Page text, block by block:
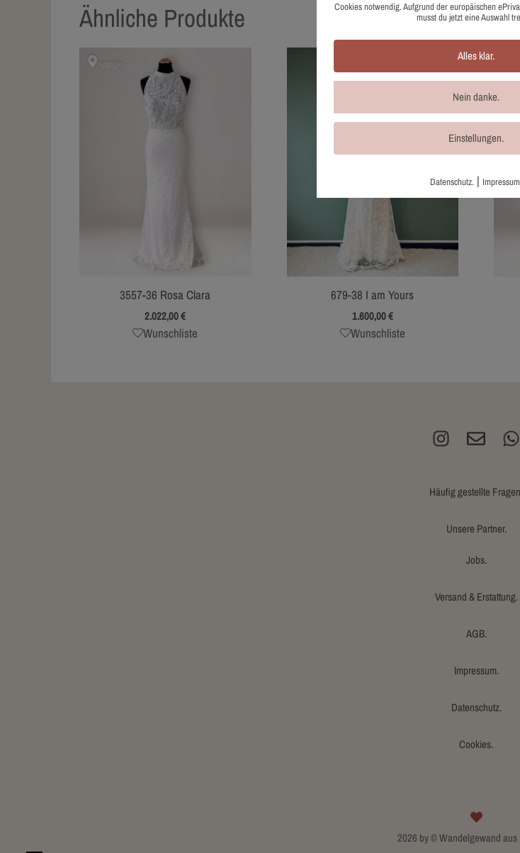
Ähnliche Produkte
3557-36 Rosa Clara
2.022,00€
Wunschliste
679-38 I am Yours
1.600,00€
Wunschliste
Häufig gestellte
Unsere Partner.
Jobs.
Versand & Erstattung.
AGB.
Impressum.
Datenschutz.
Cookies.
2026 by © Wandelgewand aus
Cookies notwendig. Aufgrund der europäischen
musst du jetzt eine Auswahl
Alles klar.
Nein danke.
Einstellungen.
Datenschutz. |